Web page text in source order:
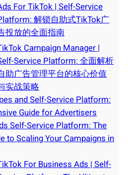
For TikTok | Self-Service
解锁自助式TikTok广
投放的全面指南
Campaign Manager |
Service Platform: 全面解析
助广告管理平台的核心价值
实战策略
and Self-Service Platform:
Guide for Advertisers
Self-Service Platform: The
to Scaling Your Campaigns in
For Business Ads | Self-